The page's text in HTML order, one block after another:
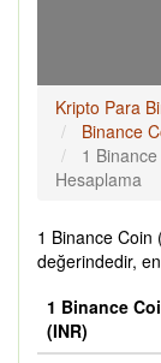
Kripto Para
Binance
1
Hesaplama
1 Binance Coin
değerindedir,
1 Binance
(INR)